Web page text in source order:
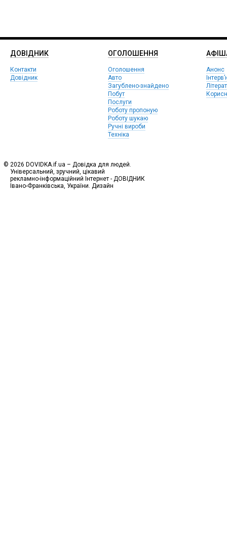
ДОВІДНИК
Контакти
Довідник
ОГОЛОШЕННЯ
Оголошення
Авто
Загублено-знайдено
Побут
Послуги
Роботу пропоную
Роботу шукаю
Ручні вироби
Техніка
Анонс
© 2026 DOVIDKA.if.ua – Довідка для людей.
Універсальний, зручний, цікавий
рекламно-інформаційний Інтернет - ДОВІДНИК
Івано-Франківська, України. Дизайн